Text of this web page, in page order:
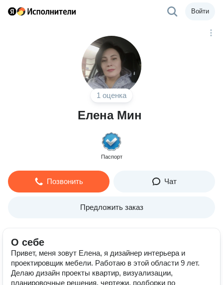
Войти
1 оценка
Елена Мин
Паспорт
Позвонить Чат
Предложить заказ
О себе
Привет, меня зовут Елена, я дизайнер интерьера и
проектировщик мебели. Работаю в этой области 9 лет.
Делаю дизайн проекты квартир, визуализации,
планировочные решения, чертежи, подборки по